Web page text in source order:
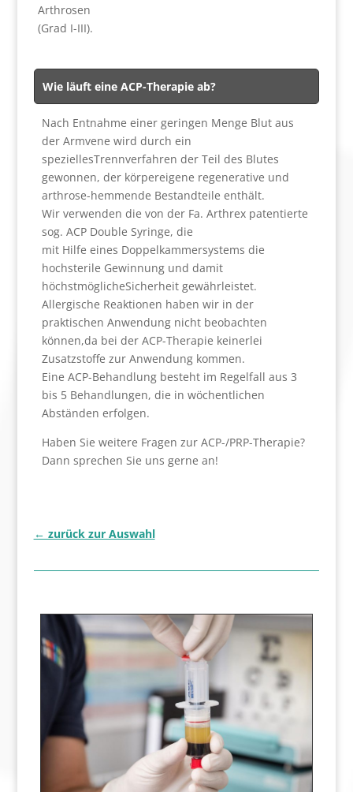
Arthrosen
(Grad I-III).
Wie läuft eine ACP-Therapie ab?
Nach Entnahme einer geringen Menge Blut aus
der Armvene wird durch ein
speziellesTrennverfahren der Teil des Blutes
gewonnen, der körpereigene regenerative und
arthrose-hemmende Bestandteile enthält.
Wir verwenden die von der Fa. Arthrex patentierte
sog. ACP Double Syringe, die
mit Hilfe eines Doppelkammersystems die
hochsterile Gewinnung und damit
höchstmöglicheSicherheit gewährleistet.
Allergische Reaktionen haben wir in der
praktischen Anwendung nicht beobachten
können,da bei der ACP-Therapie keinerlei
Zusatzstoffe zur Anwendung kommen.
Eine ACP-Behandlung besteht im Regelfall aus 3
bis 5 Behandlungen, die in wöchentlichen
Abständen erfolgen.
Haben Sie weitere Fragen zur ACP-/PRP-Therapie?
Dann sprechen Sie uns gerne an!
← zurück zur Auswahl